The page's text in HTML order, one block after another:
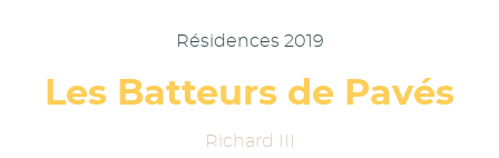
Résidences 2019
Les Batteurs de Pavés
Richard III